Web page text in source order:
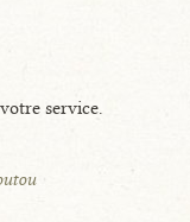
service.